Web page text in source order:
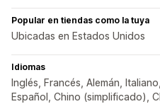
Popular en tiendas como la tuya
Ubicadas en Estados Unidos
Idiomas
Inglés, Francés, Alemán,
Español, Chino (simplificado),